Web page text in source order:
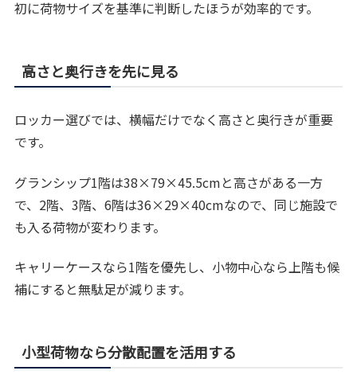
初に荷物サイズを基準に判断したほうが効率的です。
高さと奥行きを先に見る
ロッカー選びでは、横幅だけでなく高さと奥行きが重要
です。
グランシップ1階は38×79×45.5cmと高さがある一方
で、2階、3階、6階は36×29×40cmなので、同じ施設で
も入る荷物が変わります。
キャリーケースなら1階を優先し、小物中心なら上階も候
補にすると無駄足が減ります。
小型荷物なら分散配置を活用する